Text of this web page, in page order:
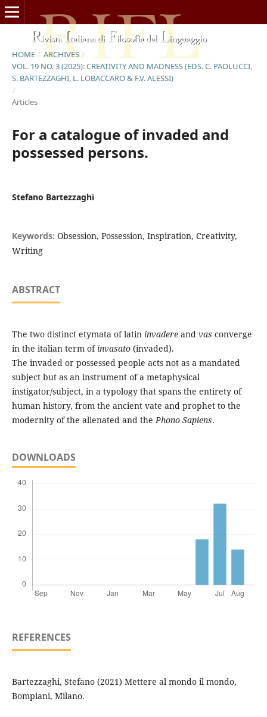
HOME / ARCHIVES /
VOL. 19 NO. 3 (2025): CREATIVITY AND MADNESS (EDS. C. PAOLUCCI,
S. BARTEZZAGHI, L. LOBACCARO & F.V. ALESSI)
/
Articles
For a catalogue of invaded and
possessed persons.
Stefano Bartezzaghi
Keywords: Obsession, Possession, Inspiration, Creativity,
Writing
ABSTRACT
The two distinct etymata of latin invadereand vas converge
in the italian term of invasato (invaded).
The invaded or possessed people acts not as a mandated
subject but as an instrument of a metaphysical
instigator/subject, in a typology that spans the entirety of
human history, from the ancient vate and prophet to the
modernity of the alienated and thePhono Sapiens.
DOWNLOADS
REFERENCES
Bartezzaghi, Stefano (2021) Mettere al mondo il mondo,
Bompiani, Milano.